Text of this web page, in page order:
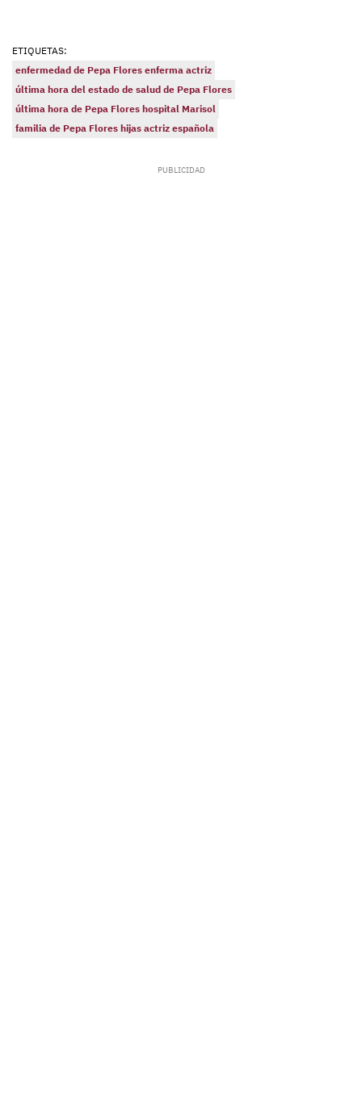
ETIQUETAS:
enfermedad de Pepa Flores enferma actriz
última hora del estado de salud de Pepa Flores
última hora de Pepa Flores hospital Marisol
familia de Pepa Flores hijas actriz española